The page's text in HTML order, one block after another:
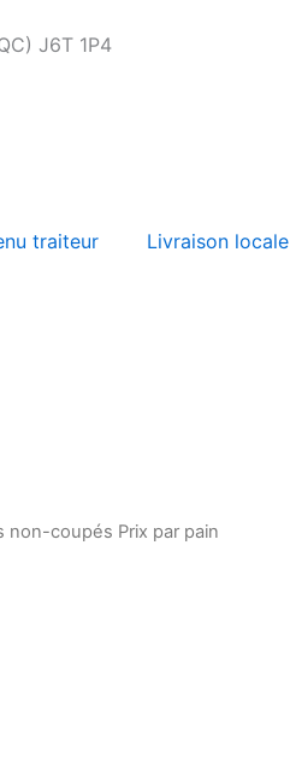
J6T 1P4
traiteur Livraison locale
non-coupés Prix par pain